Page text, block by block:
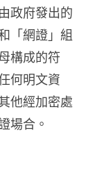
政府發出的
「網證」組
構成的符
何明文資
他經加密處
場合。